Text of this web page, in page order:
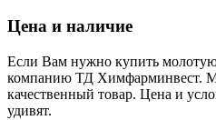
Цена и наличие
Если Вам нужно купить молотую
компанию ТД Химфарминвест.
качественный товар. Цена и
удивят.